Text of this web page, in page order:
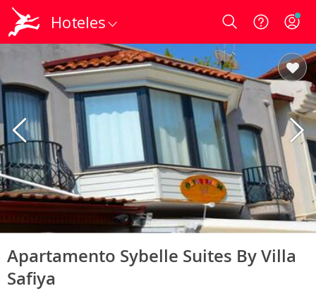
Hoteles Login
Apartamento Sybelle Suites By Villa
Safiya